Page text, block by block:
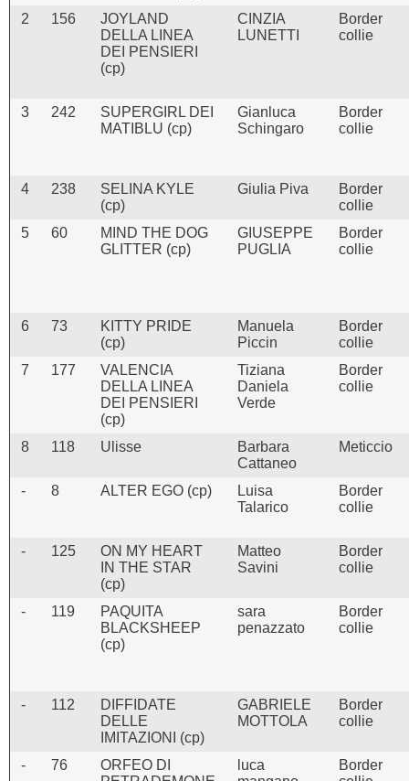
2 156
JOYLAND
DELLA LINEA
DEI PENSIERI
(cp)
CINZIA
LUNETTI
Border
collie
3 242
SUPERGIRL DEI
MATIBLU (cp)
Gianluca
Schingaro
Border
collie
4 238
SELINA KYLE
(cp)
Giulia Piva
Border
collie
5
60
MIND THE DOG
GLITTER (cp)
GIUSEPPE
PUGLIA
Border
collie
6 73
KITTY PRIDE
(cp)
Manuela
Piccin
Border
collie
7
177
VALENCIA
DELLA LINEA
DEI PENSIERI
(cp)
Tiziana
Daniela
Verde
Border
collie
8 118 Ulisse
Barbara
Cattaneo
Meticcio
- 8 ALTER EGO (cp)
Luisa
Talarico
Border
collie
- 125
ON MY HEART
IN THE STAR
(cp)
Matteo
Savini
Border
collie
- 119
PAQUITA
BLACKSHEEP
(cp)
sara
penazzato
Border
collie
- 112
DIFFIDATE
DELLE
IMITAZIONI (cp)
GABRIELE
MOTTOLA
Border
collie
- 76
ORFEO DI
luca
Border